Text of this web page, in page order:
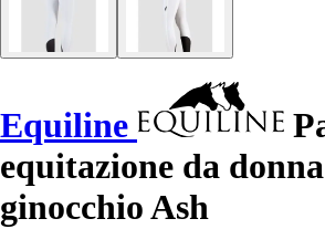
Equiline
equitazione da
ginocchio Ash